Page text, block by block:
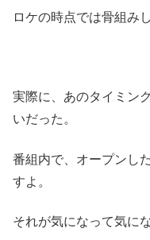
ロケの時点では骨組み
実際に、あのタイミン
いだった。
番組内で、オープンし
すよ。
それが気になって気に